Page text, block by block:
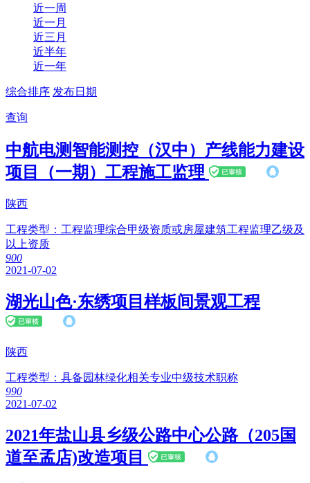
近一周
近一月
近三月
近半年
近一年
综合排序 发布日期
查询
中航电测智能测控（汉中）产线能力建设
项目（一期）工程施工监理
陕西
工程类型： 工程监理综合甲级资质或房屋建筑工程监理乙级及
以上资质
900
2021-07-02
湖光山色·东绣项目样板间景观工程
陕西
工程类型： 具备园林绿化相关专业中级技术职称
990
2021-07-02
2021年盐山县乡级公路中心公路（205国
道至孟店)改造项目